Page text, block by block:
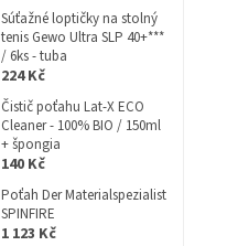
Súťažné loptičky na stolný
tenis Gewo Ultra SLP 40+***
/ 6ks - tuba
224 Kč
Čistič poťahu Lat-X ECO
Cleaner - 100% BIO / 150ml
+ špongia
140 Kč
Poťah Der Materialspezialist
SPINFIRE
1 123 Kč